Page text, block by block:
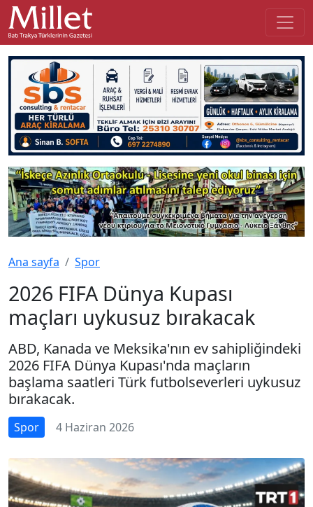
Ana sayfa Spor
2026 FIFA Dünya Kupası
maçları uykusuz bırakacak
ABD, Kanada ve Meksika'nın ev sahipliğindeki
2026 FIFA Dünya Kupası'nda maçların
başlama saatleri Türk futbolseverleri uykusuz
bırakacak.
Spor 4 Haziran 2026